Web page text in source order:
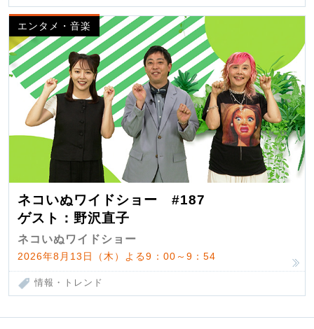
エンタメ・音楽
ネコいぬワイドショー #187
ゲスト：野沢直子
ネコいぬワイドショー
2026年8月13日（木）よる9：00～9：54
情報・トレンド